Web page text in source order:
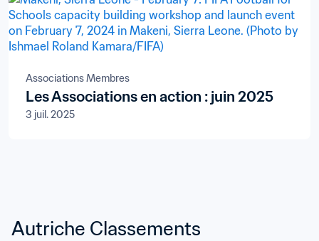
Associations Membres
Les Associations en action : juin 2025
3 juil. 2025
Autriche Classements